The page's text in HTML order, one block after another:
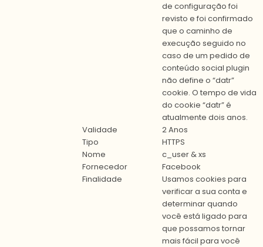
de configuração foi
revisto e foi confirmado
que o caminho de
execução seguido no
caso de um pedido de
conteúdo social plugin
não define o “datr”
cookie. O tempo de vida
do cookie “datr” é
atualmente dois anos.
Validade
2 Anos
Tipo
HTTPS
Nome
c_user & xs
Fornecedor
Facebook
Finalidade
Usamos cookies para
verificar a sua conta e
determinar quando
você está ligado para
que possamos tornar
mais fácil para você